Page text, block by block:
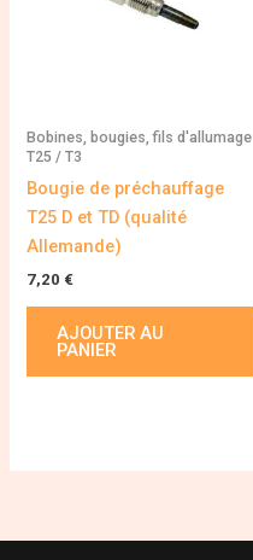
Bobines, bougies, fils d'allumage
T25 / T3
Bougie de préchauffage
T25 D et TD (qualité
Allemande)
7,20 €
AJOUTER AU
PANIER